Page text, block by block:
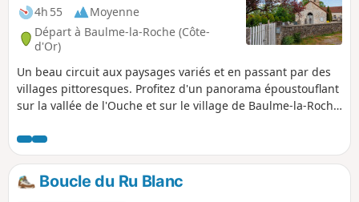
4h 55
Moyenne
Départ à Baulme-la-Roche (Côte-
d'Or)
Un beau circuit aux paysages variés et en passant par des
villages pittoresques. Profitez d'un panorama époustouflant
sur la vallée de l'Ouche et sur le village de Baulme-la-Roche
la randonnée.
Boucle du Ru Blanc